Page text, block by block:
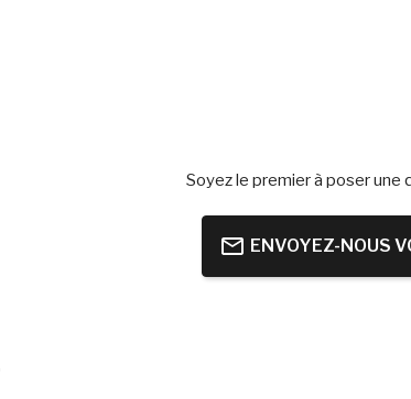
Soyez le premier à poser une
ENVOYEZ-NOUS